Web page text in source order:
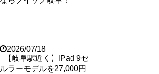
2026/07/18
【岐阜駅近く】iPad 9セ
ルラーモデルを27,000円